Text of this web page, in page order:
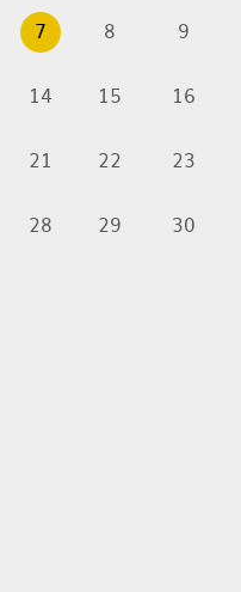
7 8 9
14 15 16
21 22 23
28 29 30